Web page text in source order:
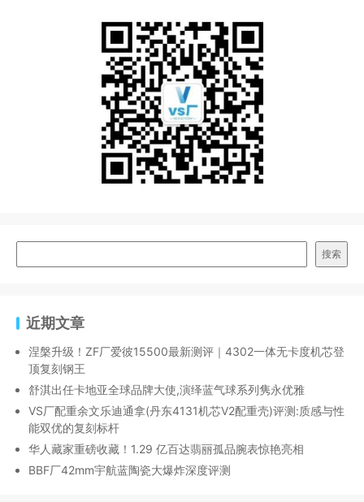
搜索
近期文章
涅槃升级！ZF厂爱彼15500最新测评｜4302一体无卡度机芯登
顶复刻钢王
舒淇出任卡地亚全球品牌大使,演绎蓝气球系列隽永优雅
VS厂配重余文乐迪通拿(丹东4131机芯V2配重壳)评测:质感与性
能双优的复刻标杆
华人藏家重磅收藏！1.29 亿百达翡丽孤品腕表惊艳亮相
BBF厂42mm宇航蓝陶瓷大爆炸深度评测